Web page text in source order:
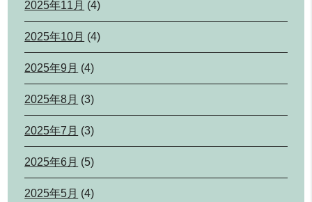
2025年11月 (4)
2025年10月 (4)
2025年9月 (4)
2025年8月 (3)
2025年7月 (3)
2025年6月 (5)
2025年5月 (4)